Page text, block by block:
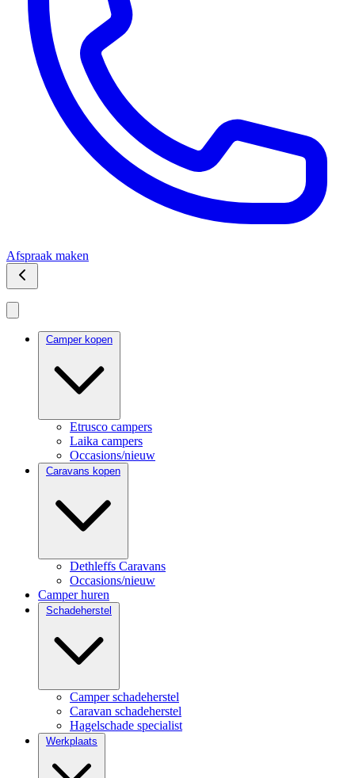
Afspraak maken
Camper kopen
Etrusco campers
Laika campers
Occasions/nieuw
Caravans kopen
Dethleffs Caravans
Occasions/nieuw
Camper huren
Schadeherstel
Camper schadeherstel
Caravan schadeherstel
Hagelschade specialist
Werkplaats